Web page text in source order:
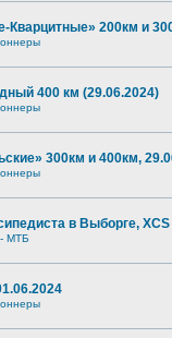
Кварцитные» 200км и
400 км (29.06.2024)
300км и 400км,
в Выборге, XCS
МТБ